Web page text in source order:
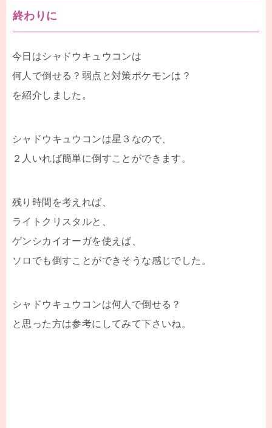
終わりに
今日はシャドウキュウコンは
何人で倒せる？弱点と対策ポケモンは？
を紹介しました。
シャドウキュウコンは星３なので、
２人いれば簡単に倒すことができます。
残り時間を考えれば、
ライトクリスタルと、
ゲンシカイオーガを使えば、
ソロでも倒すことができそうな感じでした。
シャドウキュウコンは何人で倒せる？
と思った方は参考にしてみて下さいね。